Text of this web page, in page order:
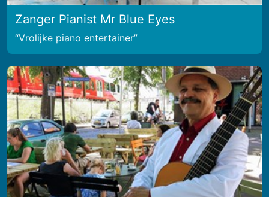
Zanger Pianist Mr Blue Eyes
Vrolijke piano entertainer